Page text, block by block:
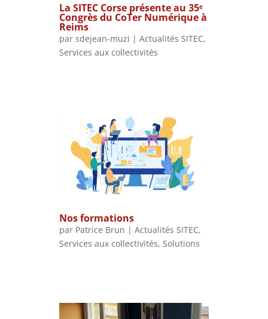
La SITEC Corse présente au 35ᵉ
Congrès du CoTer Numérique à
Reims
par sdejean-muzi | Actualités SITEC,
Services aux collectivités
Nos formations
par Patrice Brun | Actualités SITEC,
Services aux collectivités, Solutions